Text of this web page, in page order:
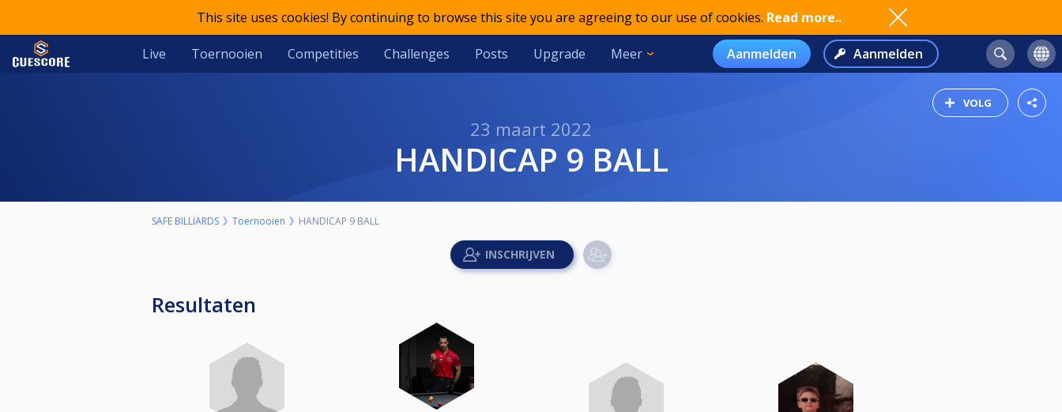
This site uses cookies! By continuing to browse this site you are agreeing to our use of cookies. Read more..
Live Toernooien Competities Challenges Posts Upgrade Meer Aanmelden Aanmelden
VOLG
23 maart 2022
HANDICAP 9 BALL
SAFE BILLIARDS Toernooien HANDICAP 9 BALL
Resultaten